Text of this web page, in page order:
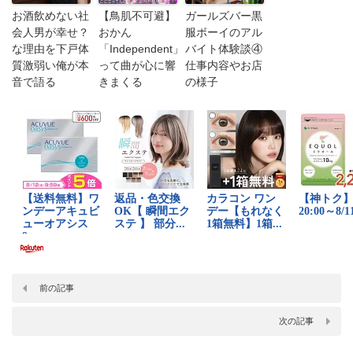
お酒飲めない社
会人男が幸せ？
な理由を下戸体
質激弱い俺が本
音で語る
【鳥肌不可避】
おかん
「Independent」
って曲が心に響
きまくる
ガールズバー黒
服ボーイのアル
バイト体験談④
仕事内容やお店
の様子
前の記事
次の記事